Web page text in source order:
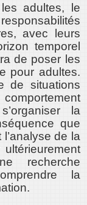
adultes, le
avec leurs
temporel
de poser les
pour adultes.
de situations
la
que
de la
ultérieurement
recherche
la